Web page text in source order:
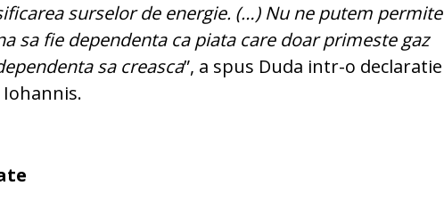
surselor de energie. (…) Nu ne putem permite
sa fie dependenta ca piata care doar primeste gaz
sa creasca”, a spus Duda intr-o declaratie